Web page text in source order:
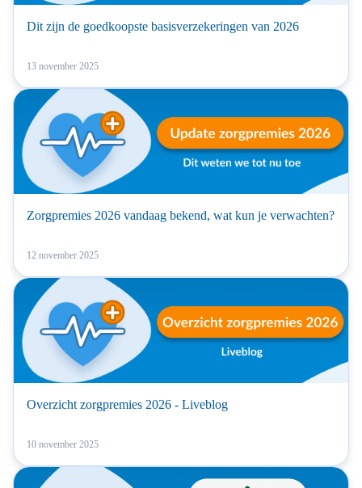
Dit zijn de goedkoopste basisverzekeringen van 2026
13 november 2025
Zorgpremies 2026 vandaag bekend, wat kun je verwachten?
12 november 2025
Overzicht zorgpremies 2026 - Liveblog
10 november 2025